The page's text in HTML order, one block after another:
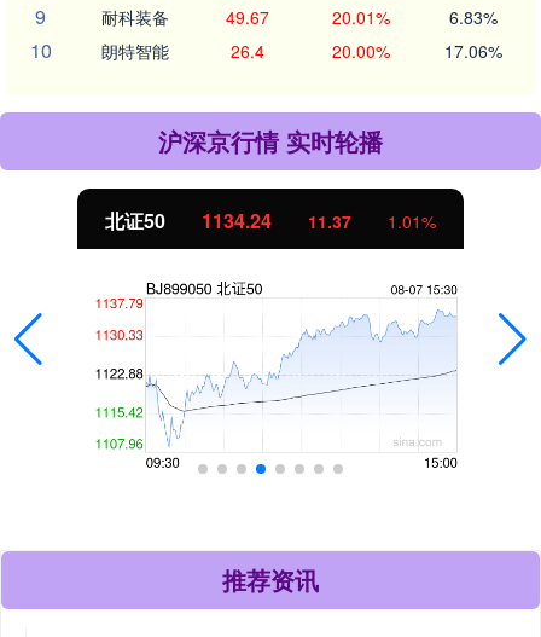
9 耐科装备 49.67 20.01% 6.83%
10 朗特智能 26.4 20.00% 17.06%
沪深京行情 实时轮播
北证50 1134.24 11.37 1.01%
推荐资讯